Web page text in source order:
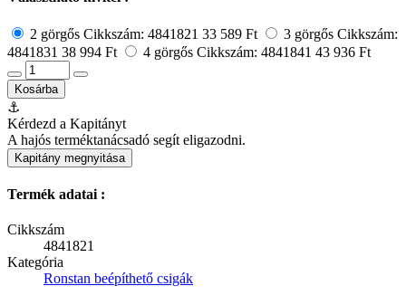
2 görgős Cikkszám: 4841821 33 589 Ft 3 görgős Cikkszám:
4841831 38 994 Ft 4 görgős Cikkszám: 4841841 43 936 Ft
Kosárba
⚓
Kérdezd a Kapitányt
A hajós terméktanácsadó segít eligazodni.
Kapitány megnyitása
Termék adatai :
Cikkszám
4841821
Kategória
Ronstan beépíthető csigák